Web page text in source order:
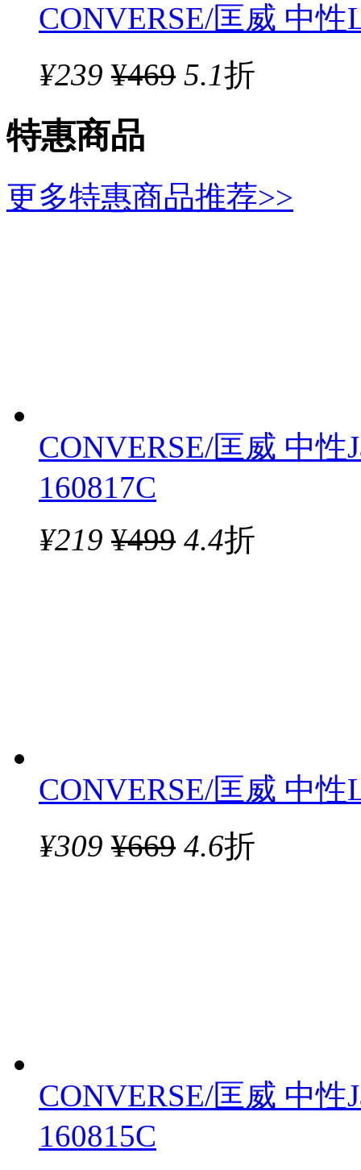
CONVERSE/匡威 中
¥239 ¥469 5.1折
特惠商品
更多特惠商品推荐>>
CONVERSE/匡威 中性
160817C
¥219 ¥499 4.4折
CONVERSE/匡威 中
¥309 ¥669 4.6折
CONVERSE/匡威 中性
160815C